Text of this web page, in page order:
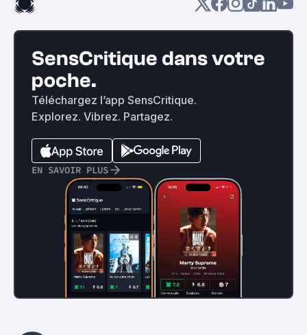
SensCritique dans votre
poche.
Téléchargez l’app SensCritique.
Explorez. Vibrez. Partagez.
EN SAVOIR PLUS